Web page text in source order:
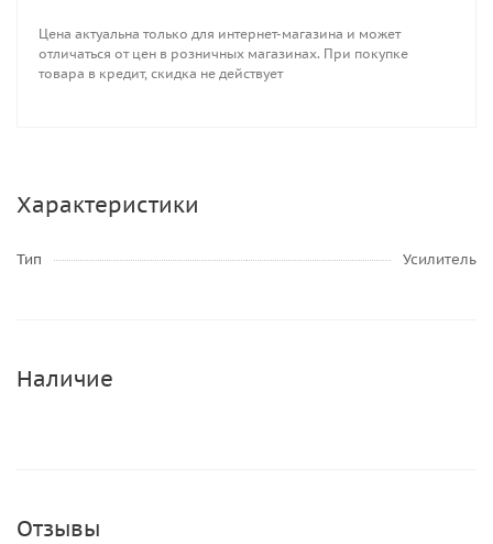
Цена актуальна только для интернет-магазина и может
отличаться от цен в розничных магазинах. При покупке
товара в кредит, скидка не действует
Характеристики
Тип Усилитель
Наличие
Отзывы